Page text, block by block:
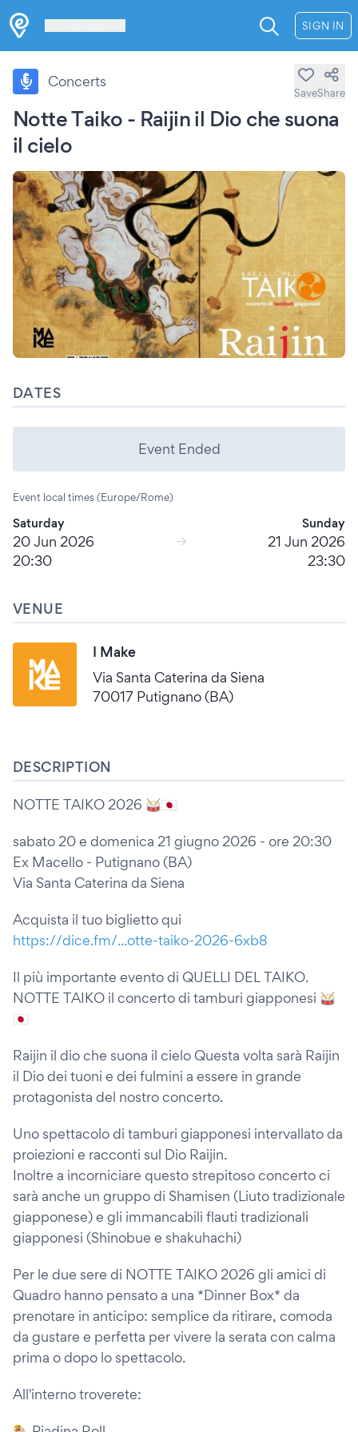
SIGN IN
Notte Taiko - Raijin il Dio che suona
il cielo
Concerts
SaveShare
DATES
Event Ended
Event local times (Europe/Rome)
Saturday
20 Jun 2026
20:30
Sunday
21 Jun 2026
23:30
VENUE
I Make
Via Santa Caterina da Siena
70017 Putignano (BA)
DESCRIPTION
NOTTE TAIKO 2026 🥁🇯🇵
sabato 20 e domenica 21 giugno 2026 - ore 20:30
Ex Macello - Putignano (BA)
Via Santa Caterina da Siena
Acquista il tuo biglietto qui
https://dice.fm/...otte-taiko-2026-6xb8
Il più importante evento di QUELLI DEL TAIKO.
NOTTE TAIKO il concerto di tamburi giapponesi 🥁
🇯🇵
Raijin il dio che suona il cielo Questa volta sarà Raijin
il Dio dei tuoni e dei fulmini a essere in grande
protagonista del nostro concerto.
Uno spettacolo di tamburi giapponesi intervallato da
proiezioni e racconti sul Dio Raijin.
Inoltre a incorniciare questo strepitoso concerto ci
sarà anche un gruppo di Shamisen (Liuto tradizionale
giapponese) e gli immancabili flauti tradizionali
giapponesi (Shinobue e shakuhachi)
Per le due sere di NOTTE TAIKO 2026 gli amici di
Quadro hanno pensato a una *Dinner Box* da
prenotare in anticipo: semplice da ritirare, comoda
da gustare e perfetta per vivere la serata con calma
prima o dopo lo spettacolo.
All'interno troverete: